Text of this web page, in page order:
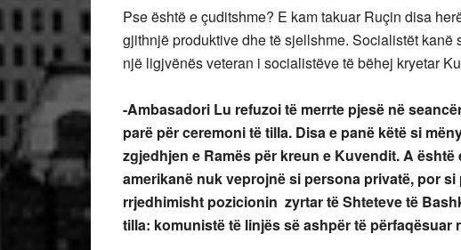
Pse është e çuditshme? E kam takuar Ruçin disa
gjithnjë produktive dhe të sjellshme. Socialistët kanë
një ligjvënës veteran i socialistëve të bëhej kryetar
-Ambasadori Lu refuzoi të merrte pjesë në
parë për ceremoni të tilla. Disa e panë këtë si
zgjedhjen e Ramës për kreun e Kuvendit. A
amerikanë nuk veprojnë si persona privatë, por
rrjedhimisht pozicionin zyrtar të Shteteve të
tilla: komunistë të linjës së ashpër të përfaqësuar